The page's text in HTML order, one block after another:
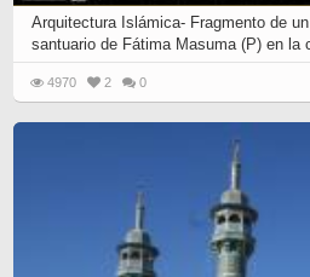
Arquitectura Islámica- Fragmento de
santuario de Fátima Masuma (P) en la
4970 2 0